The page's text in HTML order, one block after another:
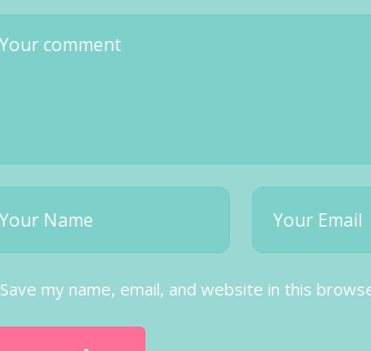
Save my name, email, and website in this